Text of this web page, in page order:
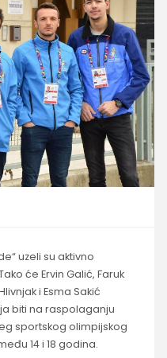
uzeli su aktivno
će Ervin Galić, Faruk
i Esma Sakić
biti na raspolaganju
sportskog olimpijskog
14 i 18 godina.